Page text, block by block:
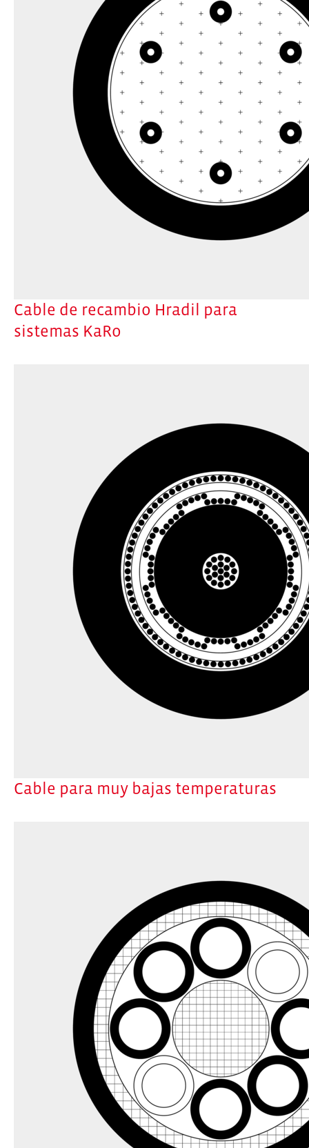
Cable de recambio Hradil para
sistemas KaRo
Cable para muy bajas temperaturas